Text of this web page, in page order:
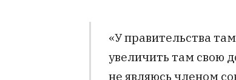
«У правительства
увеличить там свою
не являюсь членом